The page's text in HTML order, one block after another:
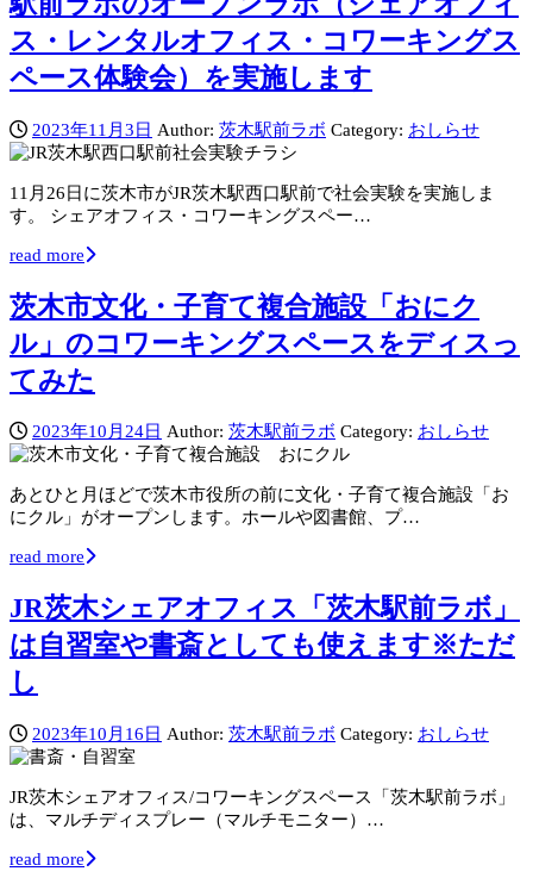
ス・レンタルオフィス・コワーキングス
ペース体験会）を実施します
2023年11月3日 Author: 茨木駅前ラボ Category: おしらせ
11月26日に茨木市がJR茨木駅西口駅前で社会実験を実施しま
す。 シェアオフィス・コワーキングスペー…
read more
茨木市文化・子育て複合施設「おにク
ル」のコワーキングスペースをディスっ
てみた
2023年10月24日 Author: 茨木駅前ラボ Category: おしらせ
あとひと月ほどで茨木市役所の前に文化・子育て複合施設「お
にクル」がオープンします。ホールや図書館、プ…
read more
JR茨木シェアオフィス「茨木駅前ラボ」
は自習室や書斎としても使えます※ただ
し
2023年10月16日 Author: 茨木駅前ラボ Category: おしらせ
JR茨木シェアオフィス/コワーキングスペース「茨木駅前ラボ」
は、マルチディスプレー（マルチモニター）…
read more